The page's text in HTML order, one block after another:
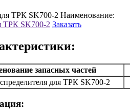
Наименование:
ТРК SK700-2 Заказать
запасных частей
для ТРК SK700-2